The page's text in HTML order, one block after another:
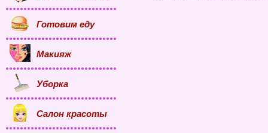
Готовим еду
Макияж
Уборка
Салон красоты